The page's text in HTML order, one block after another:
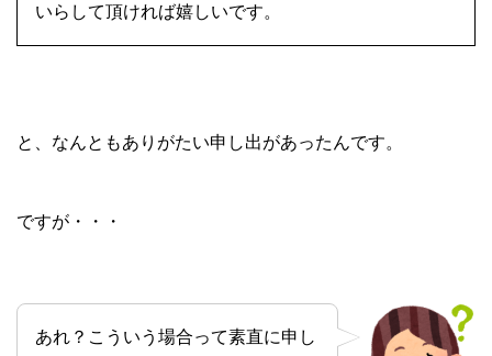
いらして頂ければ嬉しいです。
と、なんともありがたい申し出があったんです。
ですが・・・
あれ？こういう場合って素直に申し